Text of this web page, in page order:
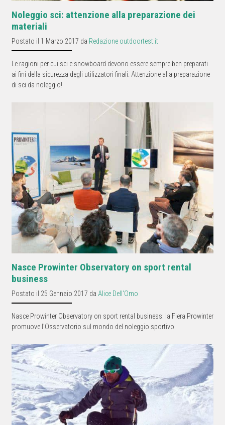
Noleggio sci: attenzione alla preparazione dei
materiali
Postato il 1 Marzo 2017 da Redazione outdoortest.it
Le ragioni per cui sci e snowboard devono essere sempre ben preparati
ai fini della sicurezza degli utilizzatori finali. Attenzione alla preparazione
di sci da noleggio!
Nasce Prowinter Observatory on sport rental
business
Postato il 25 Gennaio 2017 da Alice Dell'Omo
Nasce Prowinter Observatory on sport rental business: la Fiera Prowinter
promuove l’Osservatorio sul mondo del noleggio sportivo